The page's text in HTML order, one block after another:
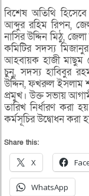
বিশেষ অতিথি
আব্দুর রহিম রিপন,
নাসির উদ্দিন মিঠু,
কমিটির সদস্য
আহবায়ক হাজী মাছুম
চুনু, সদস্য হাবিবুর
উদ্দিন, ফখরুল ইসলাম
প্রমুখ। উক্ত সভায়
তারিখ নির্ধারণ করা
কর্মসূচির উদ্বোধন করা
Share this:
X
WhatsApp